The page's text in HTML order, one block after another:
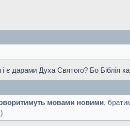
і є дарами Духа Святого? Бо Біблія
мовами новими,